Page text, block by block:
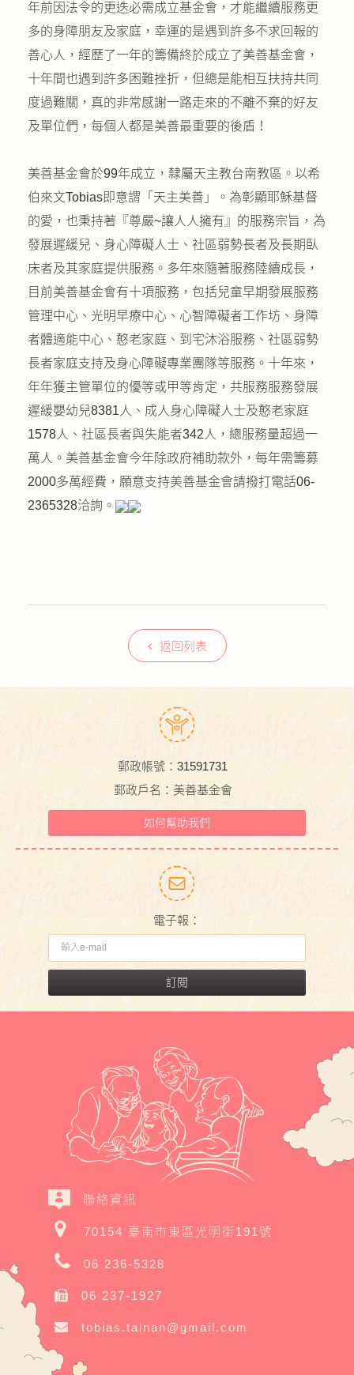
年前因法令的更迭必需成立基金會，才能繼續服務更
多的身障朋友及家庭，幸運的是遇到許多不求回報的
善心人，經歷了一年的籌備終於成立了美善基金會，
十年間也遇到許多困難挫折，但總是能相互扶持共同
度過難關，真的非常感謝一路走來的不離不棄的好友
及單位們，每個人都是美善最重要的後盾！
美善基金會於99年成立，隸屬天主教台南教區。以希
伯來文Tobias即意謂「天主美善」。為彰顯耶穌基督
的愛，也秉持著『尊嚴~讓人人擁有』的服務宗旨，為
發展遲緩兒、身心障礙人士、社區弱勢長者及長期臥
床者及其家庭提供服務。多年來隨著服務陸續成長，
目前美善基金會有十項服務，包括兒童早期發展服務
管理中心、光明早療中心、心智障礙者工作坊、身障
者體適能中心、憨老家庭、到宅沐浴服務、社區弱勢
長者家庭支持及身心障礙專業團隊等服務。十年來，
年年獲主管單位的優等或甲等肯定，共服務服務發展
遲緩嬰幼兒8381人、成人身心障礙人士及憨老家庭
1578人、社區長者與失能者342人，總服務量超過一
萬人。美善基金會今年除政府補助款外，每年需籌募
2000多萬經費，願意支持美善基金會請撥打電話06-
2365328洽詢。
返回列表
郵政帳號：31591731
郵政戶名：美善基金會
如何幫助我們
電子報：
訂閱
聯絡資訊
70154 臺南市東區光明街191號
06 236-5328
06 237-1927
tobias.tainan@gmail.com